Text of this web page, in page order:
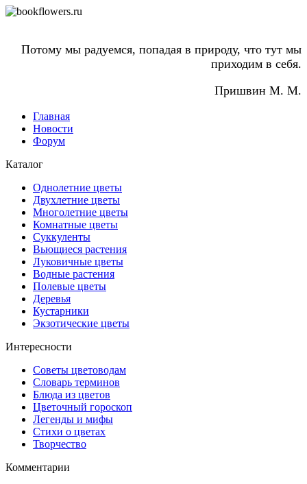
Потому мы радуемся, попадая в природу, что тут мы
приходим в себя.
Пришвин М. М.
Главная
Новости
Форум
Каталог
Однолетние цветы
Двухлетние цветы
Многолетние цветы
Комнатные цветы
Суккуленты
Вьющиеся растения
Луковичные цветы
Водные растения
Полевые цветы
Деревья
Кустарники
Экзотические цветы
Интересности
Советы цветоводам
Словарь терминов
Блюда из цветов
Цветочный гороскоп
Легенды и мифы
Стихи о цветах
Творчество
Комментарии